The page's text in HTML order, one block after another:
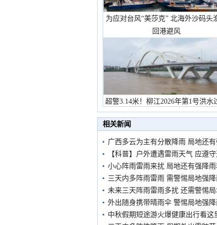
为应对台风“美莎克” 北海外沙码头
回港避风
超警3.14米！柳江2026年第1号洪水
市民在堤岸见证汛况
相关新闻
广西多云为主有分散降雨 局地还
【科普】户外遭遇雷雨天气 应遵
小心阵雨雷雨来扰 局地还有强降
三天内多阵雨雷雨 需警惕局地强
未来三天阵雨雷雨多扰 还需警惕
外出随身携带晴雨伞 警惕局地强
中秋假期短途游火爆健康出行看这